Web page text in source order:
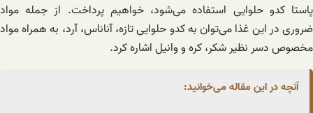
پاستا کدو حلوایی استفاده می‌شود، خواهیم پرداخت. از جمله مواد
ضروری در این غذا می‌توان به کدو حلوایی تازه، آناناس، آرد، به همراه مواد
مخصوص دسر نظیر شکر، کره و وانیل اشاره کرد.
آنچه در این مقاله می‌خوانید: